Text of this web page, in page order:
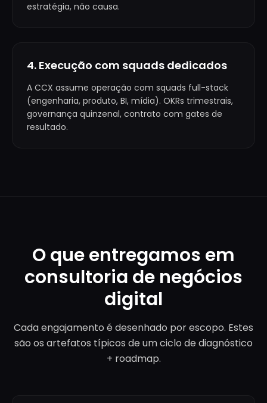
estratégia, não causa.
4. Execução com squads dedicados
A CCX assume operação com squads full-stack
(engenharia, produto, BI, mídia). OKRs trimestrais,
governança quinzenal, contrato com gates de
resultado.
O que entregamos em
consultoria de negócios
digital
Cada engajamento é desenhado por escopo. Estes
são os artefatos típicos de um ciclo de diagnóstico
+ roadmap.